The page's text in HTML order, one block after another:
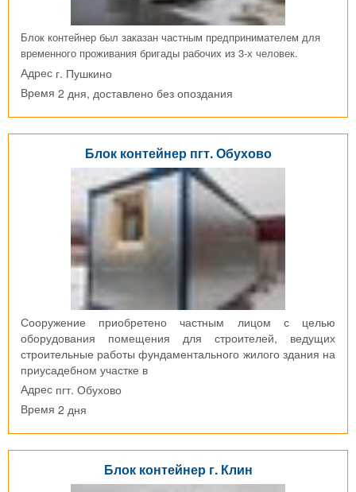
Блок контейнер был заказан частным предпринимателем для
временного проживания бригады рабочих из 3-х человек.
Адрес г. Пушкино
Время 2 дня, доставлено без опоздания
Блок контейнер пгт. Обухово
Сооружение приобретено частным лицом с целью
оборудования помещения для строителей, ведущих
строительные работы фундаментального жилого здания на
приусадебном участке в
Адрес пгт. Обухово
Время 2 дня
Блок контейнер г. Клин